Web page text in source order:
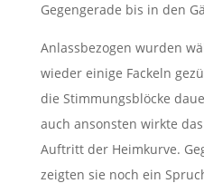
Gegengerade bis in den
Anlassbezogen wurden
wieder einige Fackeln
die Stimmungsblöcke
auch ansonsten wirkte
Auftritt der Heimkurve.
zeigten sie noch ein